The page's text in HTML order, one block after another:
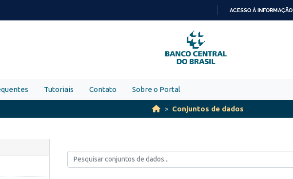
PARA
O
CONTEÚDO
ACESSO À INFORMAÇÃO
Tutoriais Contato Sobre o Portal
Conjuntos de dados